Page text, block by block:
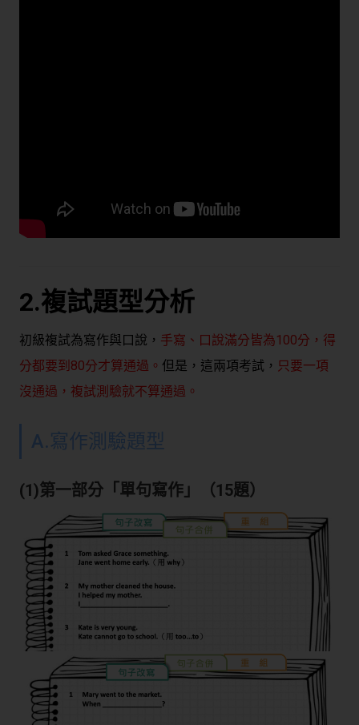
2.複試題型分析
初級複試為寫作與口說， 手寫、口說滿分皆為100分， 得
分都要到80分才算通過 。 但是，這兩項考試， 只要一項
沒通過，複試測驗就不算通過。
A.寫作測驗題型
(1)第一部分「單句寫作」（15題）